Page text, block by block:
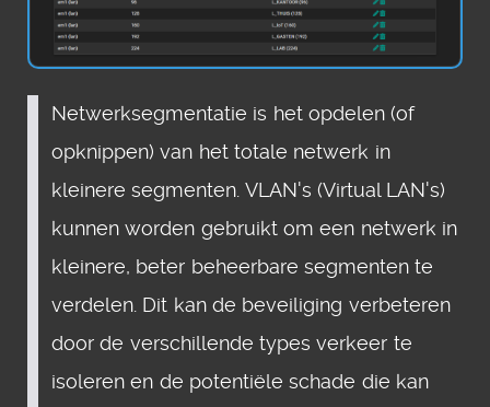
Netwerksegmentatie is het opdelen (of
opknippen) van het totale netwerk in
kleinere segmenten. VLAN's (Virtual LAN's)
kunnen worden gebruikt om een netwerk in
kleinere, beter beheerbare segmenten te
verdelen. Dit kan de beveiliging verbeteren
door de verschillende types verkeer te
isoleren en de potentiële schade die kan